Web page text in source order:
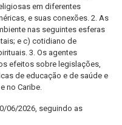
em diferentes
e suas conexões. 2. As
nas seguintes esferas
e c) cotidiano de
3. Os agentes
efeitos sobre legislações,
de educação e de saúde e
no Caribe.
06/2026, seguindo as